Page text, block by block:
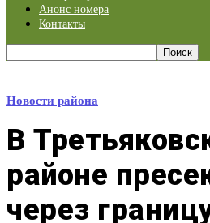
Анонс номера
Контакты
Новости района
В
районе
через